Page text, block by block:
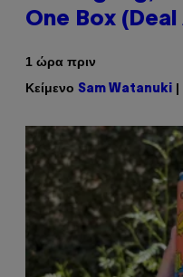
One Box
1 ώρα πριν
Κείμενο Sam Watanuki |